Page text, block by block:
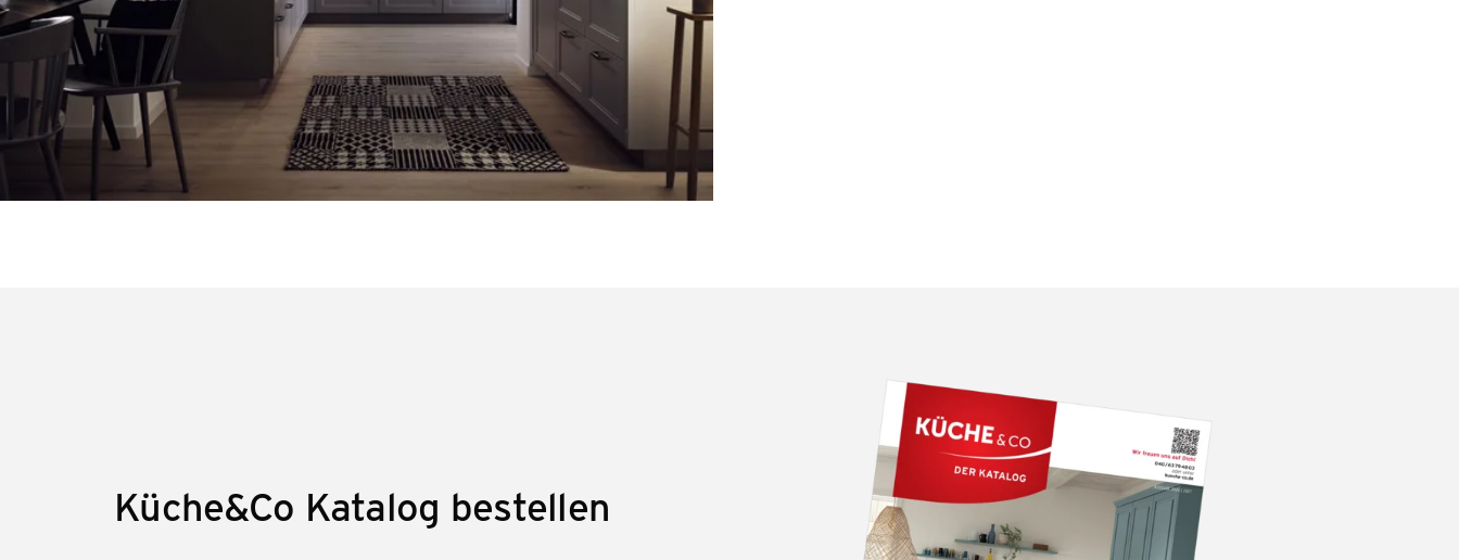
Küche&Co Katalog bestellen